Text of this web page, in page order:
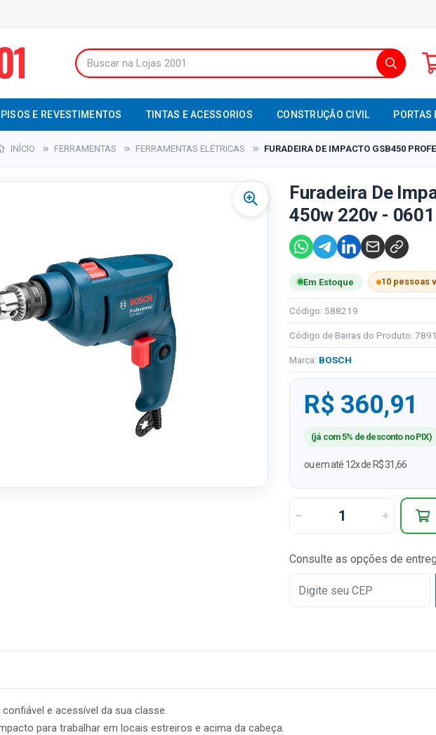
PISOS E REVESTIMENTOS TINTAS E ACESSORIOS CONSTRUÇÃO CIVIL PORTAS
INÍCIO FERRAMENTAS FERRAMENTAS ELÉTRICAS FURADEIRA DE IMPACTO GSB450
Furadeira De
450w 220v -
Em Estoque 10 pessoas
Código: 588219
Código de Barras do Produto:
Marca: BOSCH
R$ 360,91
(já com 5% de desconto no PIX)
ou em até 12x de R$ 31,66
Consulte as opções de
e acessível da sua classe.
para trabalhar em locais estreiros e acima da cabeça.